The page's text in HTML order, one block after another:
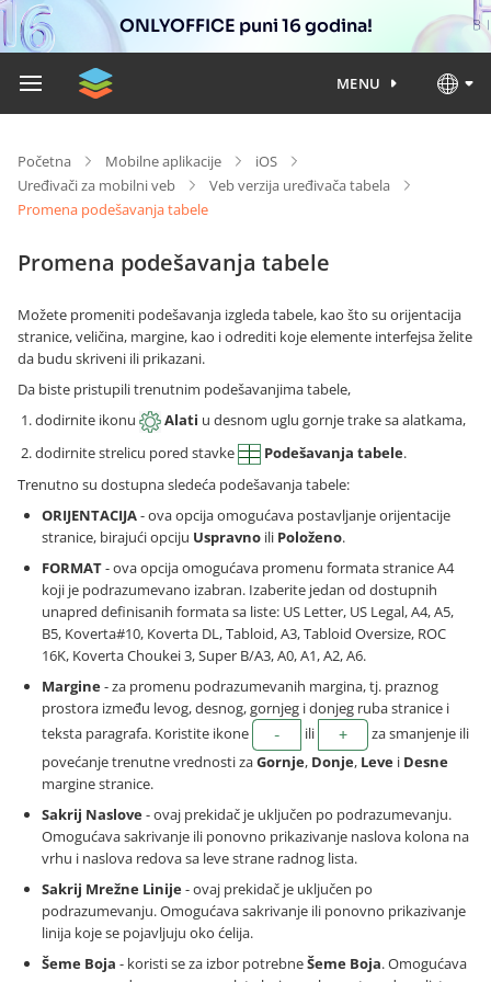
ONLYOFFICE puni 16 godina!
MENU
Početna Mobilne aplikacije
iOS
Uređivači za mobilni veb
Veb verzija uređivača tabela
Promena podešavanja tabele
Promena podešavanja tabele
Možete promeniti podešavanja izgleda tabele, kao što su orijentacija
stranice, veličina, margine, kao i odrediti koje elemente interfejsa želite
da budu skriveni ili prikazani.
Da biste pristupili trenutnim podešavanjima tabele,
dodirnite ikonu
Alati u desnom uglu gornje trake sa alatkama,
dodirnite strelicu pored stavke
Podešavanja tabele.
Trenutno su dostupna sledeća podešavanja tabele:
ORIJENTACIJA- ova opcija omogućava postavljanje orijentacije
stranice, birajući opciju Uspravno ili Položeno.
FORMAT- ova opcija omogućava promenu formata stranice A4
koji je podrazumevano izabran. Izaberite jedan od dostupnih
unapred definisanih formata sa liste: US Letter, US Legal, A4, A5,
B5, Koverta#10, Koverta DL, Tabloid, A3, Tabloid Oversize, ROC
16K, Koverta Choukei 3, Super B/A3, A0, A1, A2, A6.
Margine- za promenu podrazumevanih margina, tj. praznog
prostora između levog, desnog, gornjeg i donjeg ruba stranice i
teksta paragrafa. Koristite ikone
ili
za smanjenje ili
povećanje trenutne vrednosti zaGornje, Donje, Leve i Desne
margine stranice.
Sakrij Naslove- ovaj prekidač je uključen po podrazumevanju.
Omogućava sakrivanje ili ponovno prikazivanje naslova kolona na
vrhu i naslova redova sa leve strane radnog lista.
Sakrij Mrežne Linije- ovaj prekidač je uključen po
podrazumevanju. Omogućava sakrivanje ili ponovno prikazivanje
linija koje se pojavljuju oko ćelija.
Šeme Boja - koristi se za izbor potrebneŠeme Boja. Omogućava